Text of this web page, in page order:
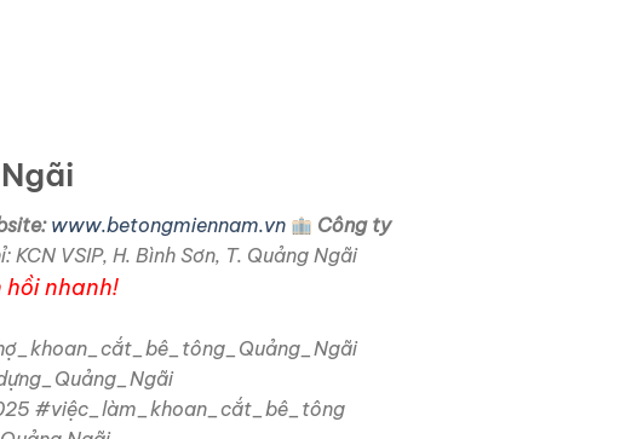
www.betongmiennam.vn
Công ty
KCN VSIP, H. Bình Sơn, T. Quảng Ngãi
hồi nhanh!
#việc_làm_khoan_cắt_bê_tông